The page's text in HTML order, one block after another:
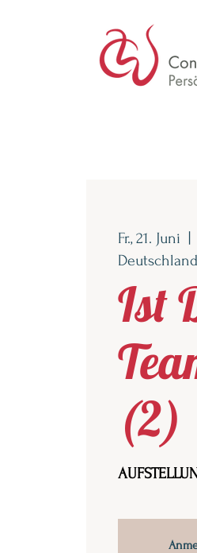
Fr., 21. Juni
Deutschland
Ist
(2)